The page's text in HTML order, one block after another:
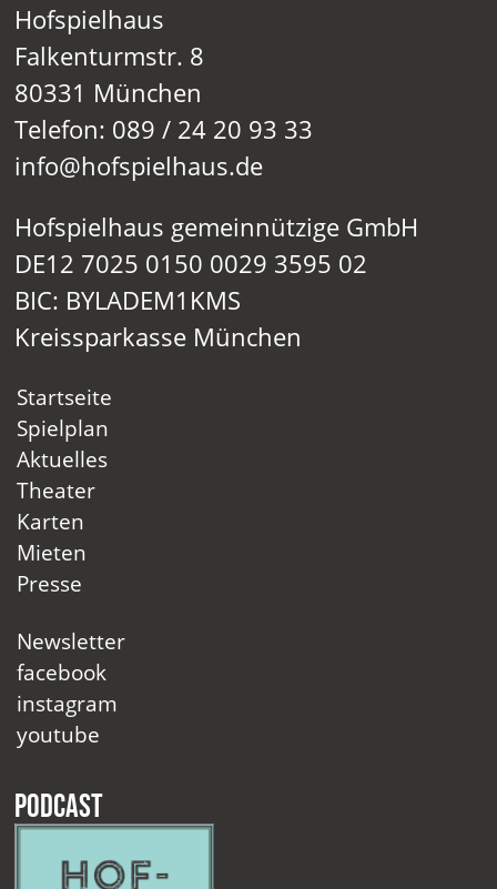
Hofspielhaus
Falkenturmstr. 8
80331 München
Telefon: 089 / 24 20 93 33
info@hofspielhaus.de
Hofspielhaus gemeinnützige GmbH
DE12 7025 0150 0029 3595 02
BIC: BYLADEM1KMS
Kreissparkasse München
Startseite
Spielplan
Aktuelles
Theater
Karten
Mieten
Presse
Newsletter
facebook
instagram
youtube
Podcast